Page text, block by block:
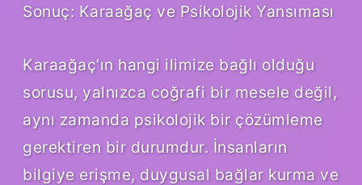
Sonuç: Karaağaç ve Psikolojik Yansıması
Karaağaç’ın hangi ilimize bağlı olduğu
sorusu, yalnızca coğrafi bir mesele değil,
aynı zamanda psikolojik bir çözümleme
gerektiren bir durumdur. İnsanların
bilgiye erişme, duygusal bağlar kurma ve